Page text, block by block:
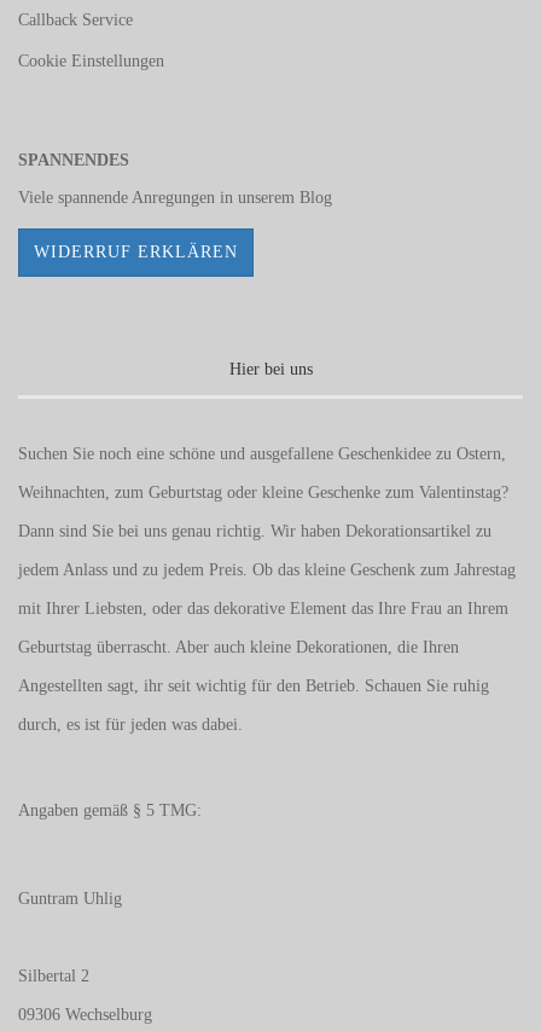
Callback Service
Cookie Einstellungen
SPANNENDES
Viele spannende Anregungen in unserem Blog
WIDERRUF ERKLÄREN
Hier bei uns
Suchen Sie noch eine schöne und ausgefallene Geschenkidee zu Ostern,
Weihnachten, zum Geburtstag oder kleine Geschenke zum Valentinstag?
Dann sind Sie bei uns genau richtig. Wir haben Dekorationsartikel zu
jedem Anlass und zu jedem Preis. Ob das kleine Geschenk zum Jahrestag
mit Ihrer Liebsten, oder das dekorative Element das Ihre Frau an Ihrem
Geburtstag überrascht. Aber auch kleine Dekorationen, die Ihren
Angestellten sagt, ihr seit wichtig für den Betrieb. Schauen Sie ruhig
durch, es ist für jeden was dabei.
Angaben gemäß § 5 TMG:
Guntram Uhlig
Silbertal 2
09306 Wechselburg